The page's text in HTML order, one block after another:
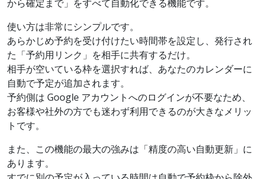
から確定まで」をすべて自動化できる機能です。
使い方は非常にシンプルです。
あらかじめ予約を受け付けたい時間帯を設定し、発行され
た「予約用リンク」を相手に共有するだけ。
相手が空いている枠を選択すれば、あなたのカレンダーに
自動で予定が追加されます。
予約側は Google アカウントへのログインが不要なため、
お客様や社外の方でも迷わず利用できるのが大きなメリッ
トです。
また、この機能の最大の強みは「精度の高い自動更新」に
あります。